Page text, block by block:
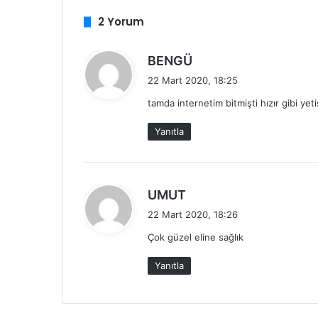
2 Yorum
BENGÜ
e
i
22 Mart 2020, 18:25
tamda internetim bitmişti hızır gibi
Yanıtla
UMUT
e
i
k
i
22 Mart 2020, 18:26
Çok güzel eline sağlık
Yanıtla